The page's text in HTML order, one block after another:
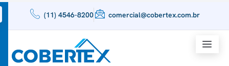
(11) 4546-8200 comercial@cobertex.com.br